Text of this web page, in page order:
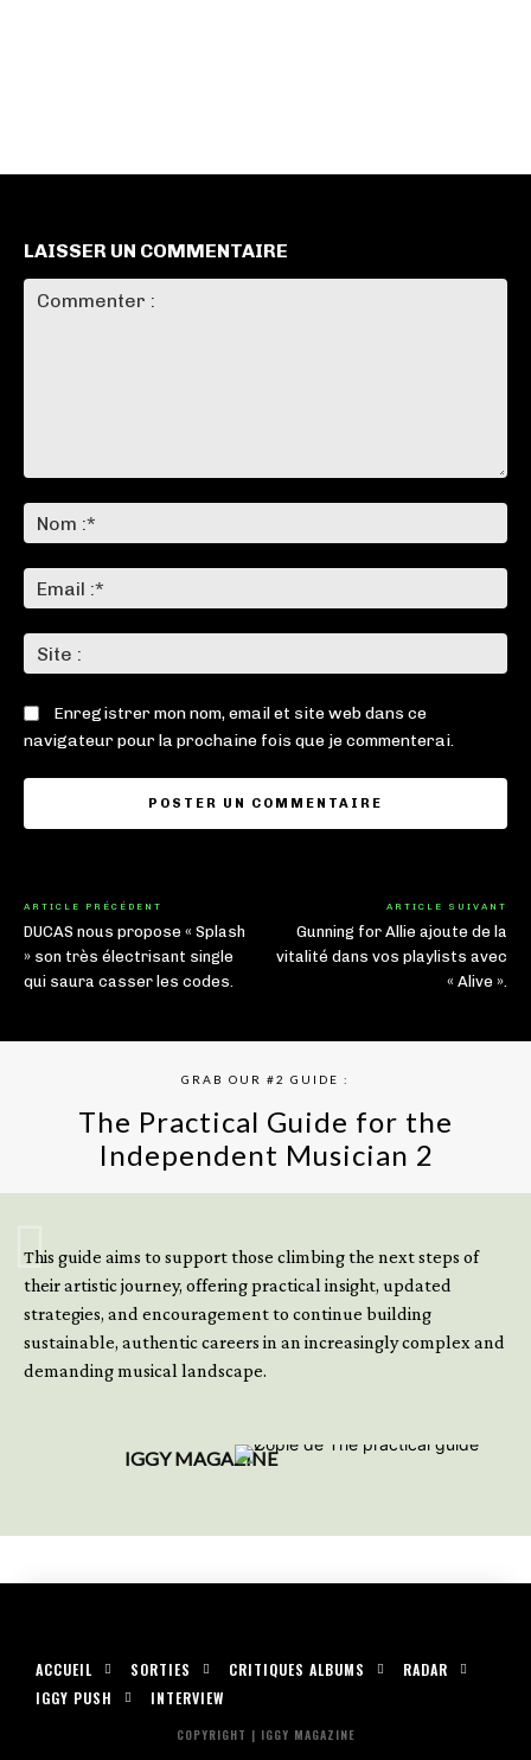
LAISSER UN COMMENTAIRE
:*
:*
:
Enregistrer mon nom, email et site web dans ce
navigateur pour la prochaine fois que je commenterai.
ARTICLE PRÉCÉDENT
DUCAS nous propose « Splash
» son très électrisant single
qui saura casser les codes.
ARTICLE SUIVANT
Gunning for Allie ajoute de la
vitalité dans vos playlists avec
« Alive ».
GRAB OUR #2 GUIDE :
The Practical Guide for the
Independent Musician 2
This guide aims to support those climbing the next steps of
their artistic journey, offering practical insight, updated
strategies, and encouragement to continue building
sustainable, authentic careers in an increasingly complex and
demanding musical landscape.
IGGY MAGAZINE
ACCUEIL SORTIES CRITIQUES ALBUMS
RADAR
IGGY PUSH
INTERVIEW
COPYRIGHT | IGGY MAGAZINE